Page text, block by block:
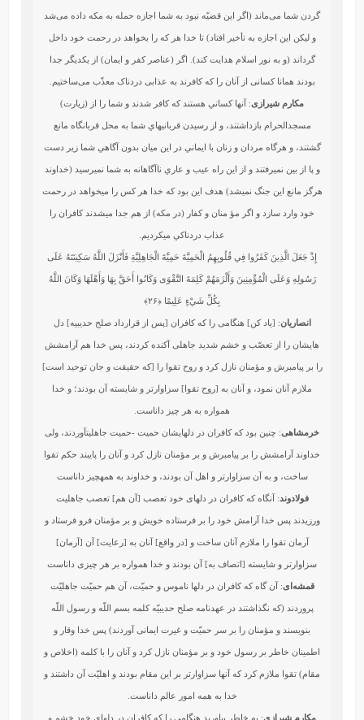
گردن شما می‌ماند (اگر این قضیّه نبود به شما اجازه حمله به مکه داده می‌شد
و لیکن این اجازه به تأخیر افتاد) تا خدا هر که را بخواهد در رحمت خود داخل
گرداند (و به نور اسلام هدایت کند). اگر (عناصر کفر و ایمان) از یکدیگر جدا
بودند همانا کسانی از آنان را که کافرند به عذابی دردناک معذّب می‌ساختیم.
مکارم شیرازی: آنها كساني هستند كه كافر شدند و شما را از (زيارت)
مسجدالحرام بازداشتند، و از رسيدن قربانيهاي شما به محل قربانگاه مانع
گشتند، و هرگاه مردان و زنان با ايماني در اين ميان بدون آگاهي شما زير دست
و پا از بين نمي‏رفتند و از اين راه عيب و عاري ناآگاهانه به شما نمي‏رسيد (خداوند
هرگز مانع اين جنگ نمي‏شد) هدف اين بود كه خدا هر كس را مي‏خواهد در رحمت
خود وارد سازد و اگر مؤ منان و كفار (در مكه) از هم جدا مي‏شدند كافران را
عذاب دردناكي مي‏كرديم.
إِذْ جَعَلَ الَّذِينَ كَفَرُوا فِي قُلُوبِهِمُ الْحَمِيَّةَ حَمِيَّةَ الْجَاهِلِيَّةِ فَأَنْزَلَ اللَّهُ سَكِينَتَهُ عَلَى
رَسُولِهِ وَعَلَى الْمُؤْمِنِينَ وَأَلْزَمَهُمْ كَلِمَةَ التَّقْوَى وَكَانُوا أَحَقَّ بِهَا وَأَهْلَهَا وَكَانَ اللَّهُ
بِكُلِّ شَيْءٍ عَلِيمًا ﴿۲۶﴾
انصاریان: [یاد کن] هنگامی را که کافران [پس از قرارداد صلح حدیبیه] دل
هایشان را از تعصّب و خشم شدید جاهلی آکنده کردند، پس خدا هم آرامشش
را بر پیامبرش و مؤمنان نازل کرد و روح تقوا را [که حقیقت و جان توحید است]
ملازم آنان نمود، و آنان به [روح تقوا] سزاوارتر و شایسته آن بودند؛ و خدا
همواره به هر چیز داناست.
خرمشاهی: چنين بود كه كافران در دلهايشان حميت -حميت جاهليتآوردند، ولى
خداوند آرامشش را بر پيامبرش و بر مؤمنان نازل كرد و آنان را پايبند حكم تقوا
ساخت، و به آن سزاوارتر و اهل آن بودند، و خداوند به همه‏چيز داناست‏
فولادوند: آنگاه كه كافران در دلهاى خود تعصب [آن هم] تعصب جاهليت
ورزيدند پس خدا آرامش خود را بر فرستاده خويش و بر مؤمنان فرو فرستاد و
آرمان تقوا را ملازم آنان ساخت و [در واقع] آنان به [رعايت] آن [آرمان]
سزاوارتر و شايسته [اتصاف به] آن بودند و خدا همواره بر هر چيزى داناست
قمشه‌ای: آن گاه که کافران در دلها ناموس و حمیّت، آن هم حمیّت جاهلیّت
پروردند (که نگذاشتند در عهدنامه صلح حدیبیّه کلمه بسم اللّه و رسول اللّه
بنویسند و مؤمنان را بر سر حمیّت و غیرت ایمانی آوردند) پس خدا وقار و
اطمینان خاطر بر رسول خود و بر مؤمنان نازل کرد و آنان را با کلمه (اخلاص و
مقام) تقوا ملازم کرد که آنها سزاوارتر بر این مقام بودند و اهلیّت آن داشتند و
خدا به همه امور عالم داناست.
مکارم شیرازی: به خاطر بياوريد هنگامي را كه كافران در دلهاي خود خشم و